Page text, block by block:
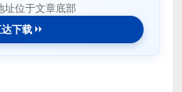
址位于文章底部
下载